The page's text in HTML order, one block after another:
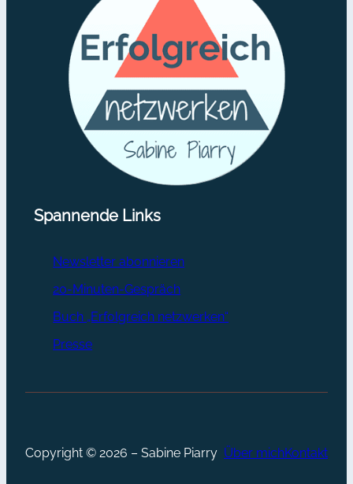
Spannende Links
Newsletter abonnieren
20-Minuten-Gespräch
Buch „Erfolgreich netzwerken“
Presse
Copyright © 2026 – Sabine Piarry Über michKontakt